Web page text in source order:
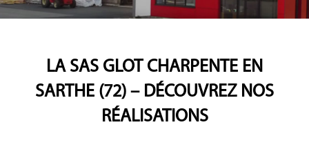
LA SAS GLOT CHARPENTE EN
SARTHE (72) – DÉCOUVREZ NOS
RÉALISATIONS